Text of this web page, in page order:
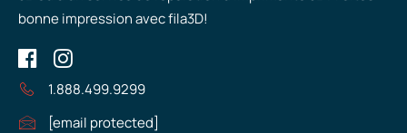
bonne impression avec fila3D!
1.888.499.9299
[email protected]